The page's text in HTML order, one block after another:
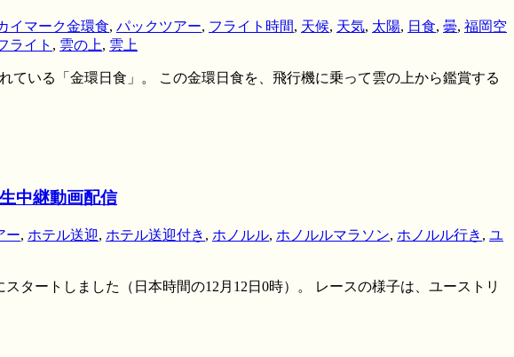
イマーク金環食, パックツアー, フライト時間, 天候, 天気, 太陽, 日食, 曇, 福岡空
ライト , 雲の上, 雲上
いる「金環日食」。 この金環日食を、飛行機に乗って雲の上から鑑賞する
中継動画配信
ー, ホテル送迎, ホテル送迎付き , ホノルル, ホノルルマラソン, ホノルル行き , ユ
タートしました（日本時間の12月12日0時）。 レースの様子は、ユーストリ